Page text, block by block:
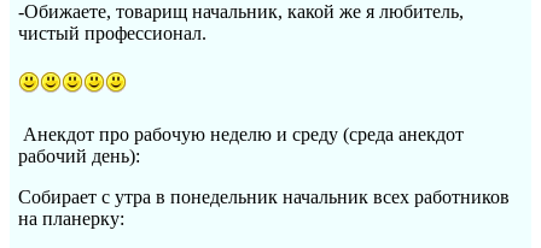
-Обижаете, товарищ начальник, какой же я любитель,
чистый профессионал.
Анекдот про рабочую неделю и среду (среда анекдот
рабочий день):
Собирает с утра в понедельник начальник всех работников
на планерку: